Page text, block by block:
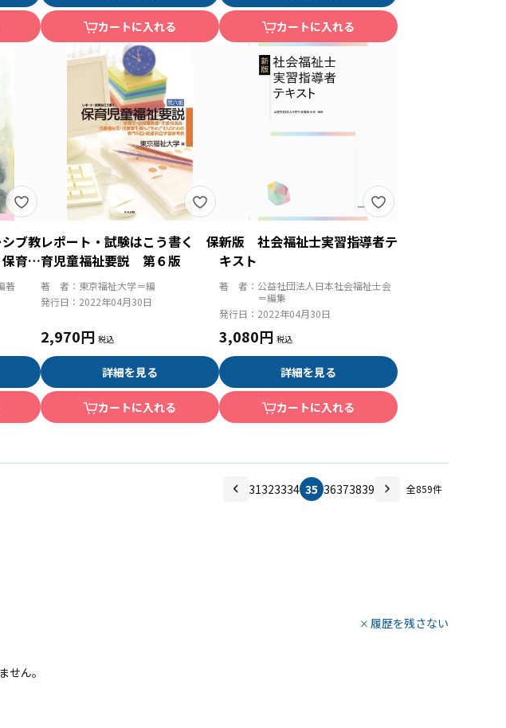
カートに入れる カートに入れる
ブ教
育士
著
レポート・試験はこう書く 保
育児童福祉要説 第６版
著 者： 東京福祉大学＝編
発行日： 2022年04月30日
2,970円
詳細を見る
カートに入れる
新版 社会福祉士実習指導者テ
キスト
著 者： 公益社団法人日本社会福祉士会
＝編集
発行日： 2022年04月30日
3,080円
詳細を見る
カートに入れる
31323334 35 36373839 全859件
せん。
履歴を残さない